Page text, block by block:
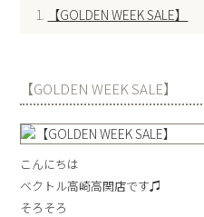
【GOLDEN WEEK SALE】
【GOLDEN WEEK SALE】
こんにちは
ベクトル高崎高関店です♫
そろそろ